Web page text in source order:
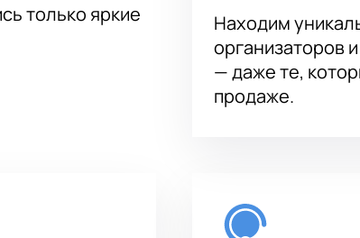
только яркие
Находим
организаторов
— даже те,
продаже.